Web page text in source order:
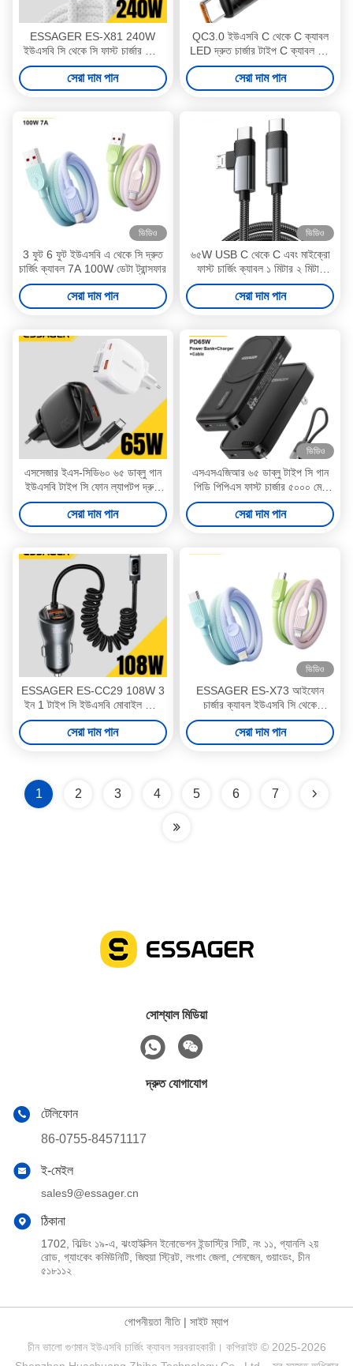
ESSAGER ES-X81 240W
ইউএসবি সি থেকে সি ফাস্ট চার্জার ফোন
ল্যাপটপ পাওয়ার ডেটা কেবল
সেরা দাম পান
QC3.0 ইউএসবি C থেকে C ক্যাবল
LED দ্রুত চার্জার টাইপ C ক্যাবল 5a
100w
সেরা দাম পান
ভিডিও
3 ফুট 6 ফুট ইউএসবি এ থেকে সি দ্রুত
চার্জিং ক্যাবল 7A 100W ডেটা ট্রান্সফার
সেরা দাম পান
ভিডিও
৬৫W USB C থেকে C এবং মাইক্রো
ফাস্ট চার্জিং ক্যাবল ১ মিটার ২ মিটার
৪৮০এমবিপিএস ডেটা ট্রান্সফার
সেরা দাম পান
এসসেজার ইএস-সিডি৬০ ৬৫ ডাব্লু গান
ইউএসবি টাইপ সি ফোন ল্যাপটপ দ্রুত
চার্জার
সেরা দাম পান
ভিডিও
এসএসএজিআর ৬৫ ডাব্লু টাইপ সি গান
পিডি পিপিএস ফাস্ট চার্জার ৫০০০ মেহ
ওয়্যারলেস পাওয়ার ব্যাংক এবং ২০ ডাব্লু
ইউএসবি সি ক্যাবল সহ
সেরা দাম পান
ESSAGER ES-CC29 108W 3
ইন 1 টাইপ সি ইউএসবি মোবাইল ফোন
রিট্র্যাক্টেবল কেবল কার ফাস্ট চার্জার
সেরা দাম পান
ভিডিও
ESSAGER ES-X73 আইফোন
চার্জার ক্যাবল ইউএসবি সি থেকে
বজ্রপাতের জন্য 13 14 11 12 প্রো
ম্যাক্স
সেরা দাম পান
1 2 3 4 5 6 7
সোশ্যাল মিডিয়া
দ্রুত যোগাযোগ
টেলিফোন
86-0755-84571117
ই-মেইল
sales9@essager.cn
ঠিকানা
1702, বিল্ডিং ১৯-এ, ঝংহাইক্সিন ইনোভেশন ইন্ডাস্ট্রি সিটি, নং ১১, গ্যানলি ২য়
রোড, গ্যাংকেং কমিউনিটি, জিহুয়া স্ট্রিট, লংগাং জেলা, শেনজেন, গুয়াংডং, চীন
৫১৮১১২
গোপনীয়তা নীতি| সাইট ম্যাপ
চীন ভালো গুণমান ইউএসবি চার্জিং ক্যাবল সরবরাহকারী। কপিরাইট © 2025-2026